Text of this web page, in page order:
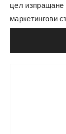
цел
маркетингови